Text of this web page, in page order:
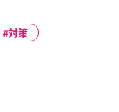
対策